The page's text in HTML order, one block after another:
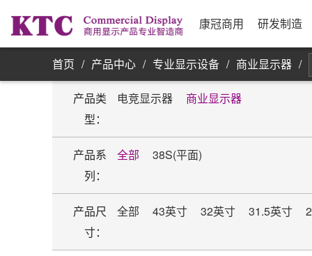
康冠商用 研发制造
首页 / 产品中心 / 专业显示设备 / 商业显示器 /
产品类
型：
电竞显示器 商业显示器
产品系
列：
全部 38S(平面)
产品尺
寸：
全部 43英寸 32英寸 31.5英寸